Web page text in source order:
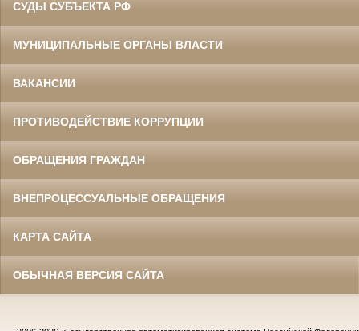
СУДЫ СУБЪЕКТА РФ
МУНИЦИПАЛЬНЫЕ ОРГАНЫ ВЛАСТИ
ВАКАНСИИ
ПРОТИВОДЕЙСТВИЕ КОРРУПЦИИ
ОБРАЩЕНИЯ ГРАЖДАН
ВНЕПРОЦЕССУАЛЬНЫЕ ОБРАЩЕНИЯ
КАРТА САЙТА
ОБЫЧНАЯ ВЕРСИЯ САЙТА